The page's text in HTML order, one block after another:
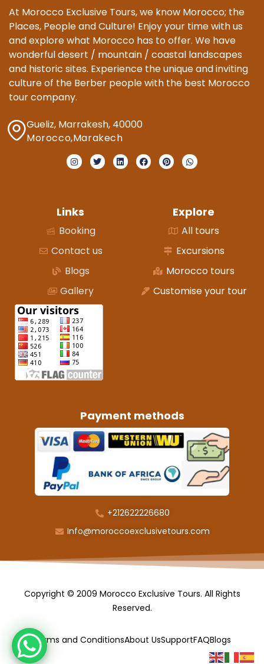
At Morocco Exclusive Tours, we know Morocco; the
Places, People and Culture! Enjoy your time with us
and explore what Morocco has to offer. We have
wonderful desert / mountain / coastal landscapes
and historic sites. Experience the unique and inviting
culture of the Berber people with the best Morocco
tour company.
Gueliz, Marrakesh, 40000
Morocco,Marakech
Links
Booking
Contact us
Blogs
Gallery
Explore
All tours
Excursions
Morocco tours
Customise your tour
Payment methods
+212622226680
Info@moroccoexclusivetours.com
Copyright © 2009 Morocco Exclusive Tours. All Rights
Reserved.
Terms and ConditionsAbout UsSupportFAQBlogs